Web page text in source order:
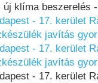
klíma beszerelés
- 17. kerület
javítás
- 17. kerület
javítás
- 17. kerület